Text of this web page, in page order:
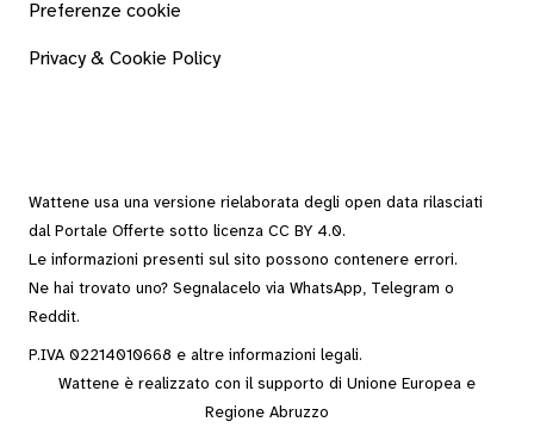
Preferenze cookie
Privacy & Cookie Policy
Wattene usa una versione rielaborata degli open data rilasciati
dal Portale Offerte sotto licenza CC BY 4.0.
Le informazioni presenti sul sito possono contenere errori.
Ne hai trovato uno? Segnalacelo via WhatsApp, Telegram o
Reddit.
P.IVA 02214010668 e altre informazioni legali.
Wattene è realizzato con il supporto di Unione Europea e
Regione Abruzzo